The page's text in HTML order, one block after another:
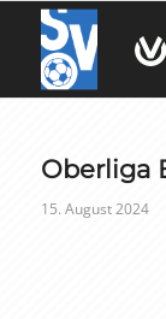
Oberliga
15. August 2024